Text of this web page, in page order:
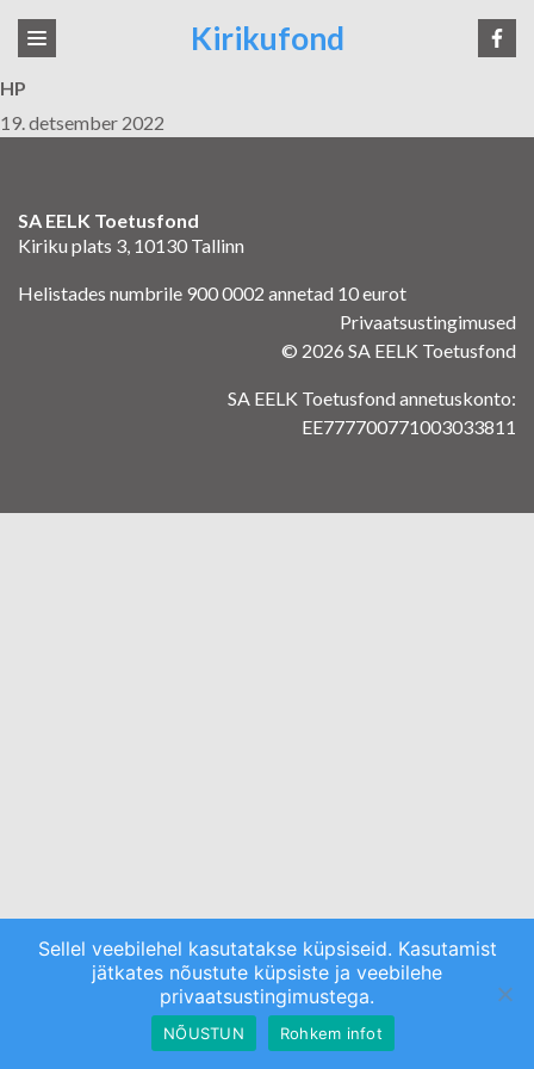
Kirikufond
HP
19. detsember 2022
SA EELK Toetusfond
Kiriku plats 3, 10130 Tallinn
Helistades numbrile 900 0002 annetad 10 eurot
Privaatsustingimused
© 2026 SA EELK Toetusfond
SA EELK Toetusfond annetuskonto:
EE777700771003033811
Sellel veebilehel kasutatakse küpsiseid. Kasutamist
jätkates nõustute küpsiste ja veebilehe
privaatsustingimustega.
NÕUSTUN Rohkem infot